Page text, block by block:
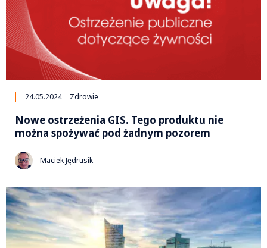
24.05.2024 Zdrowie
Nowe ostrzeżenia GIS. Tego produktu nie
można spożywać pod żadnym pozorem
Maciek Jędrusik